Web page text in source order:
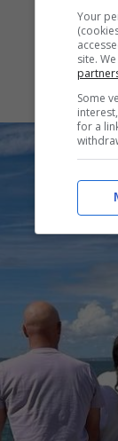
Your
site.
Some
for a